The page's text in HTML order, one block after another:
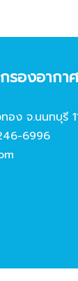
รองอากาศ
ง จ.นนทบุรี
6996